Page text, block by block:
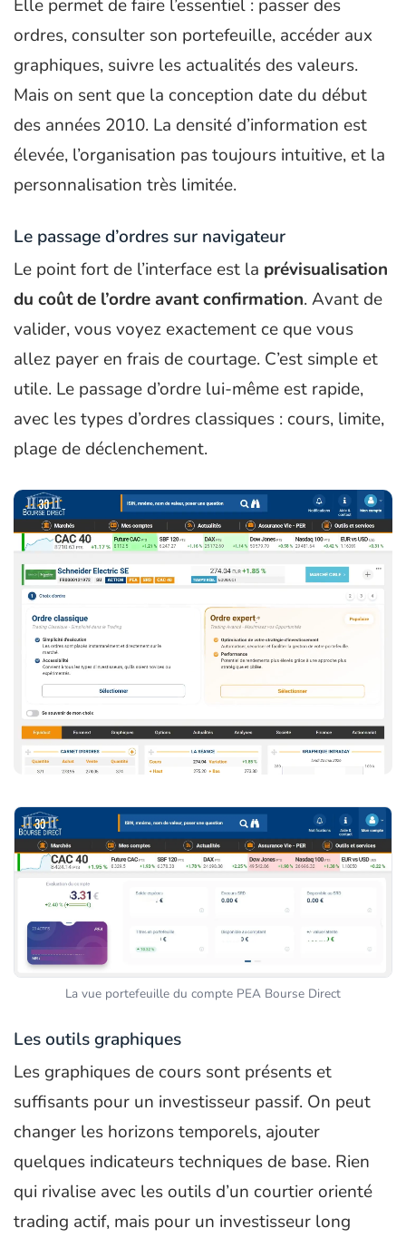
Elle permet de faire l’essentiel : passer des
ordres, consulter son portefeuille, accéder aux
graphiques, suivre les actualités des valeurs.
Mais on sent que la conception date du début
des années 2010. La densité d’information est
élevée, l’organisation pas toujours intuitive, et la
personnalisation très limitée.
Le passage d’ordres sur navigateur
Le point fort de l’interface est la prévisualisation
du coût de l’ordre avant confirmation. Avant de
valider, vous voyez exactement ce que vous
allez payer en frais de courtage. C’est simple et
utile. Le passage d’ordre lui-même est rapide,
avec les types d’ordres classiques : cours, limite,
plage de déclenchement.
La vue portefeuille du compte PEA Bourse Direct
Les outils graphiques
Les graphiques de cours sont présents et
suffisants pour un investisseur passif. On peut
changer les horizons temporels, ajouter
quelques indicateurs techniques de base. Rien
qui rivalise avec les outils d’un courtier orienté
trading actif, mais pour un investisseur long